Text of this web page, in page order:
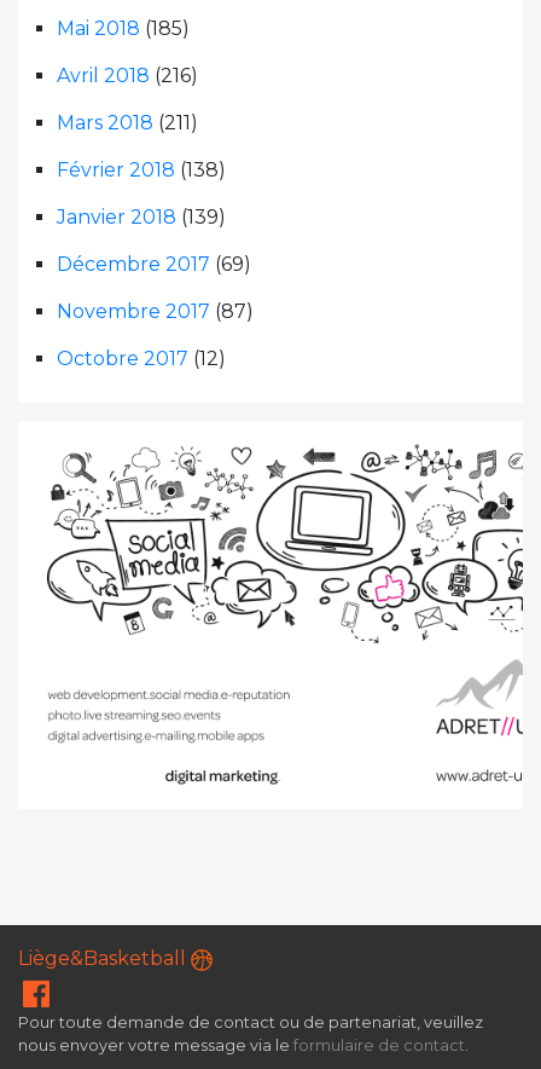
Mai 2018 (185)
Avril 2018 (216)
Mars 2018 (211)
Février 2018 (138)
Janvier 2018 (139)
Décembre 2017 (69)
Novembre 2017 (87)
Octobre 2017 (12)
Liège&Basketball
Pour toute demande de contact ou de partenariat, veuillez
nous envoyer votre message via le formulaire de contact